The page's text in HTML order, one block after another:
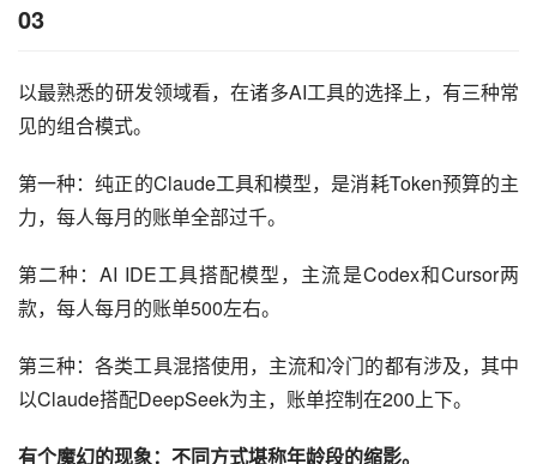
03
以最熟悉的研发领域看，在诸多AI工具的选择上，有三种常
见的组合模式。
第一种：纯正的Claude工具和模型，是消耗Token预算的主
力，每人每月的账单全部过千。
第二种：AI IDE工具搭配模型，主流是Codex和Cursor两
款，每人每月的账单500左右。
第三种：各类工具混搭使用，主流和冷门的都有涉及，其中
以Claude搭配DeepSeek为主，账单控制在200上下。
有个魔幻的现象：不同方式堪称年龄段的缩影。